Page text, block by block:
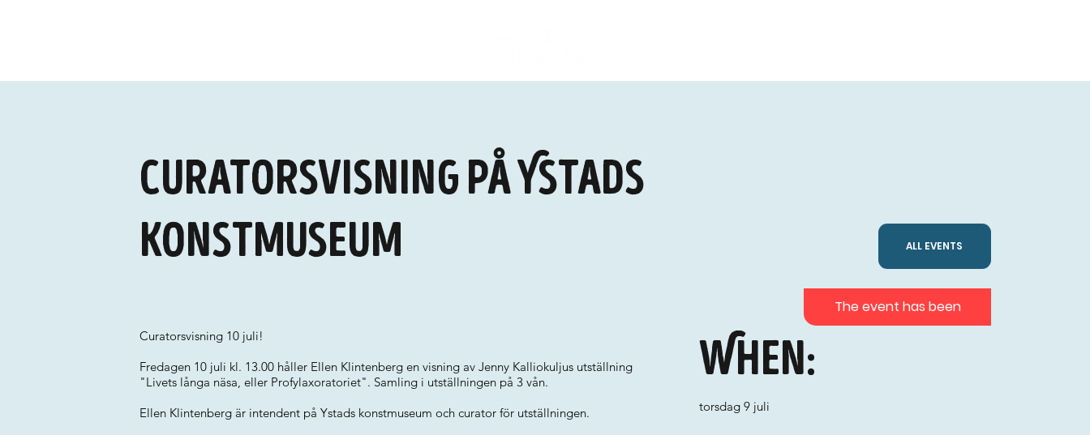
Curatorsvisning på Ystads
konstmuseum
ALL EVENTS
Curatorsvisning 10 juli!
Fredagen 10 juli kl. 13.00 håller Ellen Klintenberg en visning av Jenny Kalliokuljus utställning
"Livets långa näsa, eller Profylaxoratoriet". Samling i utställningen på 3 vån.
Ellen Klintenberg är intendent på Ystads konstmuseum och curator för utställningen.
When:
torsdag 9 juli
The event has been